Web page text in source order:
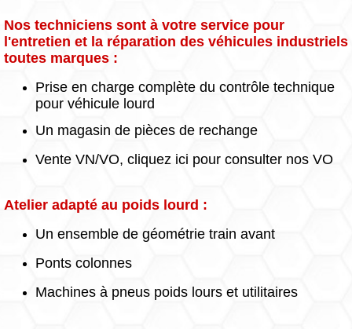
Nos techniciens sont à votre service pour
l'entretien et la réparation des véhicules industriels
toutes marques :
Prise en charge complète du contrôle technique
pour véhicule lourd
Un magasin de pièces de rechange
Vente VN/VO, cliquez ici pour consulter nos VO
Atelier adapté au poids lourd :
Un ensemble de géométrie train avant
Ponts colonnes
Machines à pneus poids lours et utilitaires